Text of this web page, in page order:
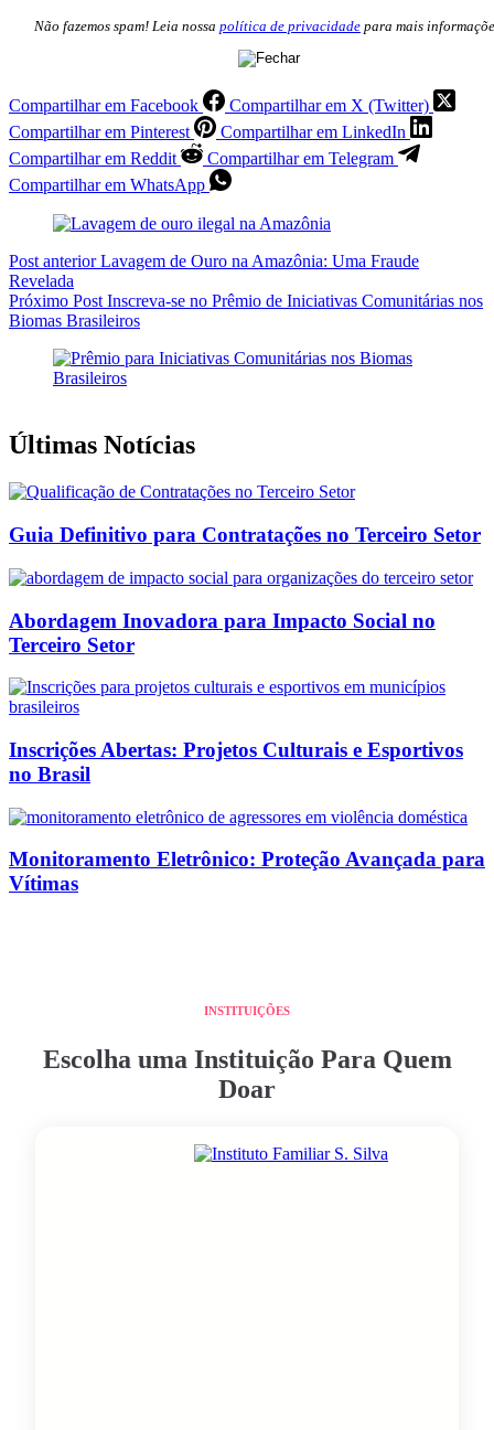
Não fazemos spam! Leia nossa política de privacidade para mais
Compartilhar em Facebook
Compartilhar em X (Twitter)
Compartilhar em Pinterest
Compartilhar em LinkedIn
Compartilhar em Reddit
Compartilhar em Telegram
Compartilhar em WhatsApp
Post anteriorLavagem de Ouro na Amazônia: Uma Fraude
Revelada
Próximo Post Inscreva-se no Prêmio de Iniciativas Comunitárias nos
Biomas Brasileiros
Últimas Notícias
Guia Definitivo para Contratações no Terceiro Setor
Abordagem Inovadora para Impacto Social no
Terceiro Setor
Inscrições Abertas: Projetos Culturais e Esportivos
no Brasil
Monitoramento Eletrônico: Proteção Avançada para
Vítimas
INSTITUIÇÕES
Escolha uma Instituição Para Quem
Doar